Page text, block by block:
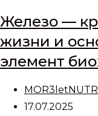
Железо —
жизни и
элемент
Автор
записи:
Запись
17.07.2025